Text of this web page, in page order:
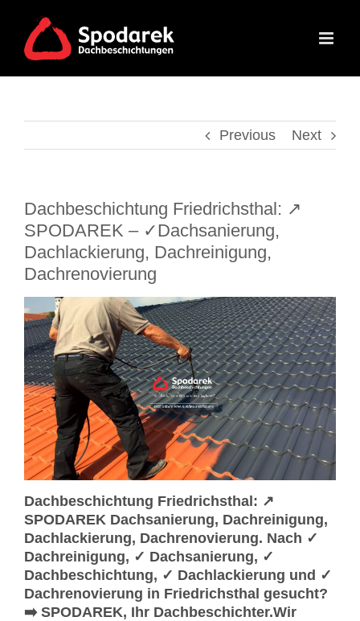
content
Previous Next
Dachbeschichtung Friedrichsthal: ↗️
SPODAREK – ✓Dachsanierung,
Dachlackierung, Dachreinigung,
Dachrenovierung
Dachbeschichtung Friedrichsthal: ↗️
SPODAREK Dachsanierung, Dachreinigung,
Dachlackierung, Dachrenovierung. Nach ✓
Dachreinigung, ✓ Dachsanierung, ✓
Dachbeschichtung, ✓ Dachlackierung und ✓
Dachrenovierung in Friedrichsthal gesucht?
➡️ SPODAREK, Ihr Dachbeschichter.Wir